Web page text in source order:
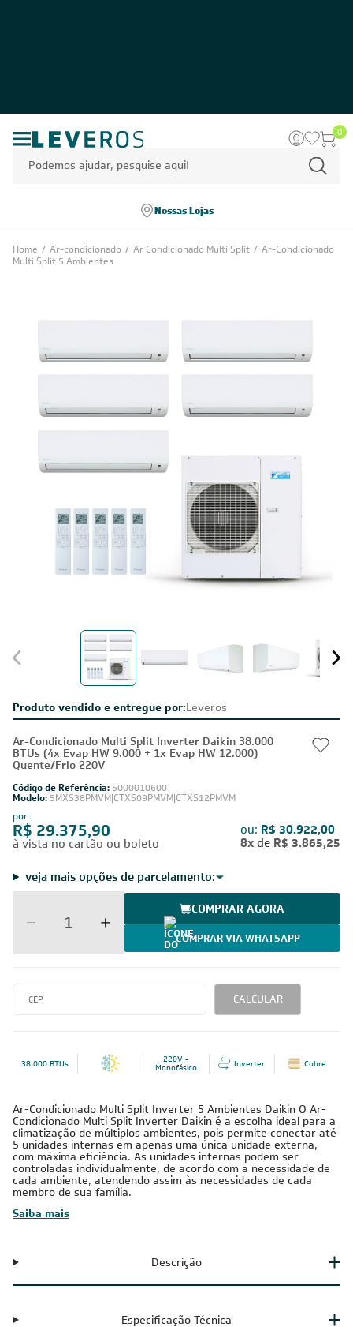
0
Nossas Lojas
Home / Ar-condicionado / Ar Condicionado Multi Split / Ar-Condicionado
Multi Split 5 Ambientes
Produto vendido e entregue por:Leveros
Ar-Condicionado Multi Split Inverter Daikin 38.000
BTUs (4x Evap HW 9.000 + 1x Evap HW 12.000)
Quente/Frio 220V
Código de Referência: 5000010600
Modelo: 5MXS38PMVM|CTXS09PMVM|CTXS12PMVM
por:
R$ 29.375,90
à vista no cartão ou boleto
ou: R$ 30.922,00
8x de R$ 3.865,25
veja mais opções de parcelamento:
COMPRAR AGORA
COMPRAR VIA WHATSAPP
CALCULAR
38.000 BTUs
220V -
Monofásico
Inverter Cobre
Ar-Condicionado Multi Split Inverter 5 Ambientes Daikin O Ar-
Condicionado Multi Split Inverter Daikin é a escolha ideal para a
climatização de múltiplos ambientes, pois permite conectar até
5 unidades internas em apenas uma única unidade externa,
com máxima eficiência. As unidades internas podem ser
controladas individualmente, de acordo com a necessidade de
cada ambiente, atendendo assim às necessidades de cada
membro de sua família.
Saiba mais
Descrição
Especificação Técnica